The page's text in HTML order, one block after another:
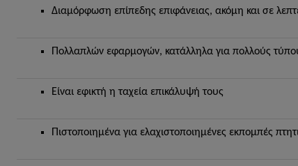
Διαμόρφωση επίπεδης επιφάνειας, ακόμη και σε
Πολλαπλών εφαρμογών, κατάλληλα για πολλούς
Είναι εφικτή η ταχεία επικάλυψή τους
Πιστοποιημένα για ελαχιστοποιημένες εκπομπές